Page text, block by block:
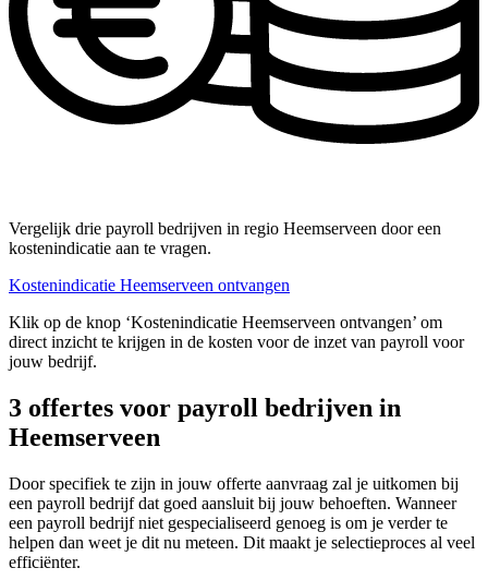
Vergelijk drie payroll bedrijven in regio Heemserveen door een
kostenindicatie aan te vragen.
Kostenindicatie Heemserveen ontvangen
Klik op de knop ‘Kostenindicatie Heemserveen ontvangen’ om
direct inzicht te krijgen in de kosten voor de inzet van payroll voor
jouw bedrijf.
3 offertes voor payroll bedrijven in
Heemserveen
Door specifiek te zijn in jouw offerte aanvraag zal je uitkomen bij
een payroll bedrijf dat goed aansluit bij jouw behoeften. Wanneer
een payroll bedrijf niet gespecialiseerd genoeg is om je verder te
helpen dan weet je dit nu meteen. Dit maakt je selectieproces al veel
efficiënter.